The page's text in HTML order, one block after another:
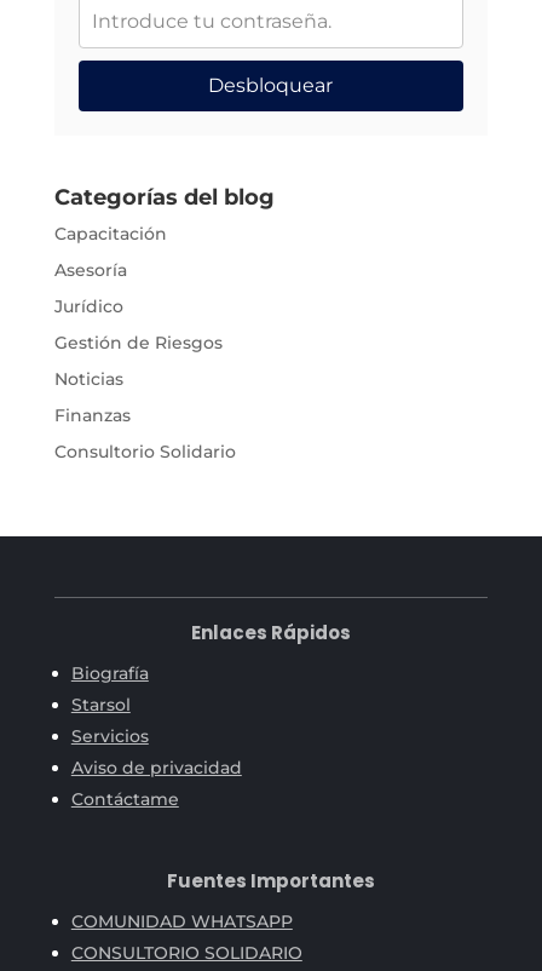
Desbloquear
Categorías del blog
Capacitación
Asesoría
Jurídico
Gestión de Riesgos
Noticias
Finanzas
Consultorio Solidario
Enlaces Rápidos
Biografía
Starsol
Servicios
Aviso de privacidad
Contáctame
Fuentes Importantes
COMUNIDAD WHATSAPP
CONSULTORIO SOLIDARIO